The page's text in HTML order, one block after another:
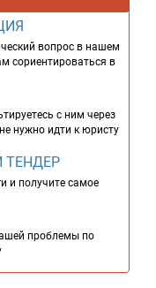
вопрос в нашем
сориентироваться в
с ним через
нужно идти к юристу
ТЕНДЕР
и получите самое
проблемы по